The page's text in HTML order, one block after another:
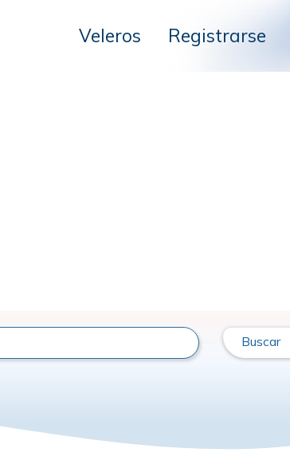
Veleros Registrarse
Buscar